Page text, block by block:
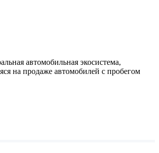
автомобильная экосистема,
на продаже автомобилей с пробегом